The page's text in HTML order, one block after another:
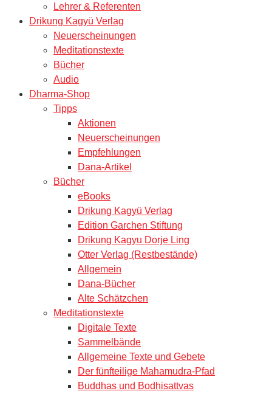
Lehrer & Referenten
Drikung Kagyü Verlag
Neuerscheinungen
Meditationstexte
Bücher
Audio
Dharma-Shop
Tipps
Aktionen
Neuerscheinungen
Empfehlungen
Dana-Artikel
Bücher
eBooks
Drikung Kagyü Verlag
Edition Garchen Stiftung
Drikung Kagyu Dorje Ling
Otter Verlag (Restbestände)
Allgemein
Dana-Bücher
Alte Schätzchen
Meditationstexte
Digitale Texte
Sammelbände
Allgemeine Texte und Gebete
Der fünfteilige Mahamudra-Pfad
Buddhas und Bodhisattvas